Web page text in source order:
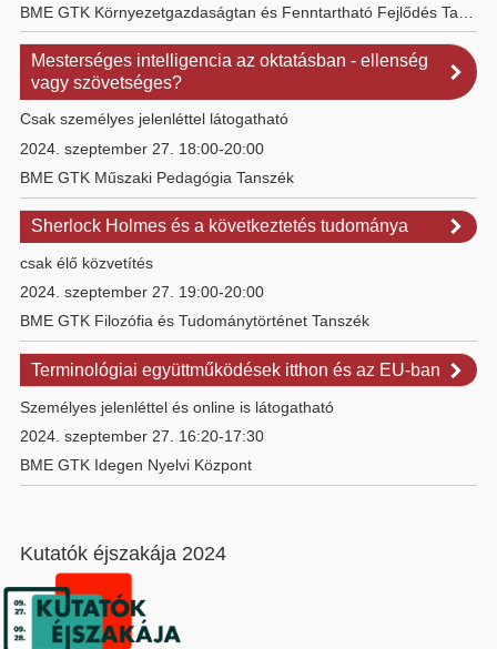
Mesterséges intelligencia az oktatásban - ellenség
vagy szövetséges?
Csak személyes jelenléttel látogatható
2024. szeptember 27. 18:00-20:00
BME GTK Műszaki Pedagógia Tanszék
Sherlock Holmes és a következtetés tudománya
csak élő közvetítés
2024. szeptember 27. 19:00-20:00
BME GTK Filozófia és Tudománytörténet Tanszék
Terminológiai együttműködések itthon és az EU-ban
Személyes jelenléttel és online is látogatható
2024. szeptember 27. 16:20-17:30
BME GTK Idegen Nyelvi Központ
Kutatók éjszakája 2024